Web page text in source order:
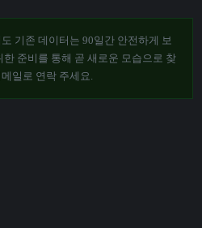
기존 데이터는 90일간 안전하게 보
준비를 통해 곧 새로운 모습으로 찾
일로 연락 주세요.